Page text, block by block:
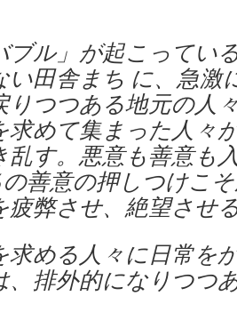
ブル」が起こってい
い田舎まち に、急激
りつつある地元の人
求めて集まった人々
乱す。悪意も善意も
の善意の押しつけこ
疲弊させ、絶望させ
求める人々に日常を
、排外的になりつつ